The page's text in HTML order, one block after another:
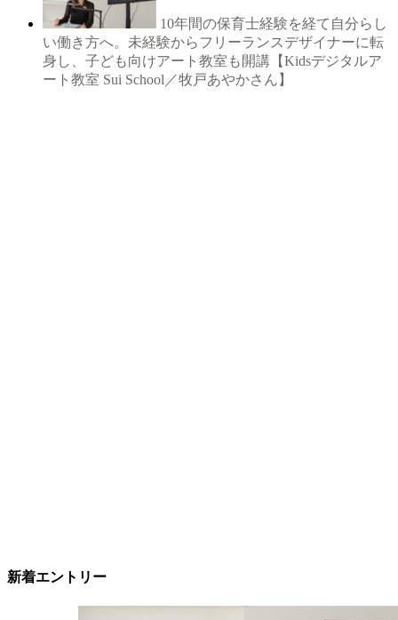
10年間の保育士経験を経て自分らし
い働き方へ。未経験からフリーランスデザイナーに転
身し、子ども向けアート教室も開講【Kidsデジタルア
ート教室 Sui School／牧戸あやかさん】
新着エントリー